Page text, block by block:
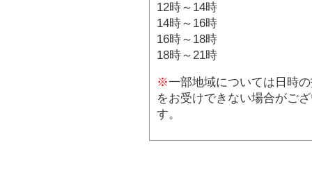
12時～14時
14時～16時
16時～18時
18時～21時
※一部地域については日時
をお受けできない場合がご
す。